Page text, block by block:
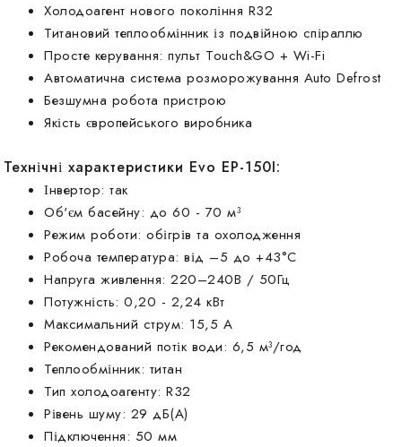
Холодоагент нового покоління R32
Титановий теплообмінник із подвійною спіраллю
Просте керування: пульт Touch&GO + Wi-Fi
Автоматична система розморожування Auto Defrost
Безшумна робота пристрою
Якість європейського виробника
Технічні характеристики Evo EP-150I:
Інвертор: так
Об'єм басейну: до 60 - 70 м³
Режим роботи: обігрів та охолодження
Робоча температура: від –5 до +43°C
Напруга живлення: 220–240В / 50Гц
Потужність: 0,20 - 2,24 кВт
Максимальний струм: 15,5 А
Рекомендований потік води: 6,5 м³/год
Теплообмінник: титан
Тип холодоагенту: R32
Рівень шуму: 29 дБ(А)
Підключення: 50 мм